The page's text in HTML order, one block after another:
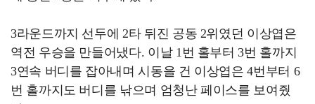
3라운드까지 선두에 2타 뒤진 공동 2위였던 이상엽은
역전 우승을 만들어냈다. 이날 1번 홀부터 3번 홀까지
3연속 버디를 잡아내며 시동을 건 이상엽은 4번부터 6
번 홀까지도 버디를 낚으며 엄청난 페이스를 보여줬